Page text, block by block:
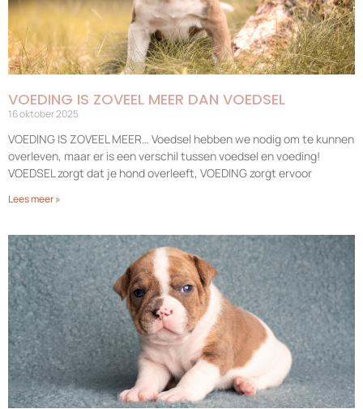
VOEDING IS ZOVEEL MEER DAN VOEDSEL
16 oktober 2025
VOEDING IS ZOVEEL MEER… Voedsel hebben we nodig om te kunnen
overleven, maar er is een verschil tussen voedsel en voeding!
VOEDSEL zorgt dat je hond overleeft, VOEDING zorgt ervoor
Lees meer »